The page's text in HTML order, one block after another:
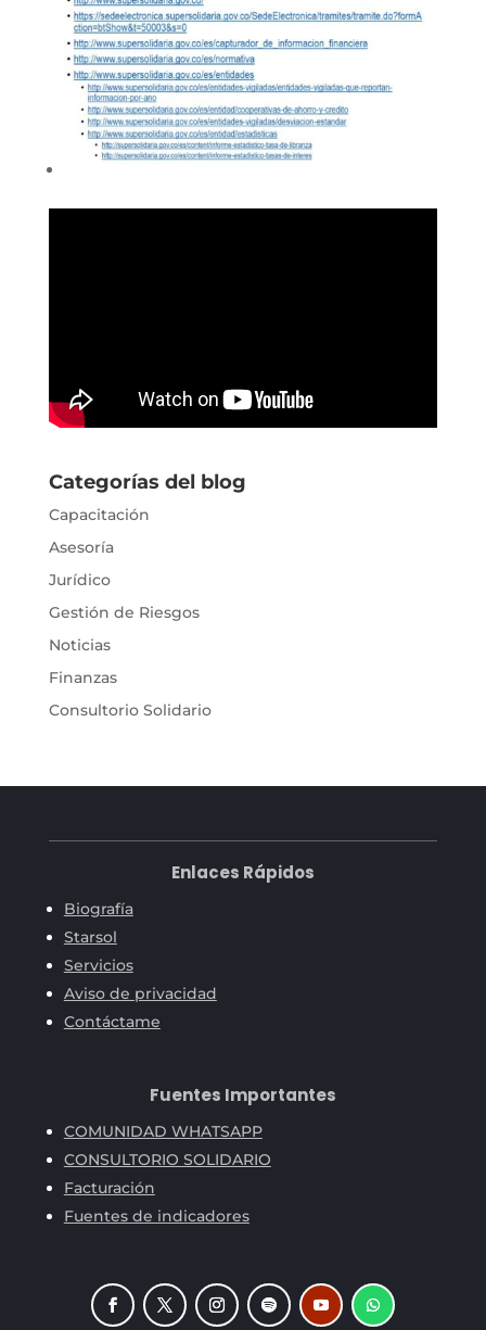
Categorías del blog
Capacitación
Asesoría
Jurídico
Gestión de Riesgos
Noticias
Finanzas
Consultorio Solidario
Enlaces Rápidos
Biografía
Starsol
Servicios
Aviso de privacidad
Contáctame
Fuentes Importantes
COMUNIDAD WHATSAPP
CONSULTORIO SOLIDARIO
Facturación
Fuentes de indicadores